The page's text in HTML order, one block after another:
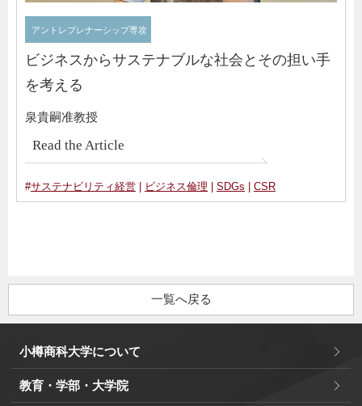
アントレプレナーシップ専攻
ビジネスからサステナブルな社会とその担い手
を考える
泉貴嗣准教授
Read the Article
#サステナビリティ経営 ビジネス倫理 SDGs CSR
一覧へ戻る
小樽商科大学について
教育・学部・大学院